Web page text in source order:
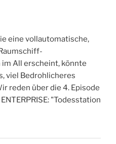
eine vollautomatische,
All erscheint, könnte
viel Bedrohlicheres
reden über die 4. Episode
"Todesstation